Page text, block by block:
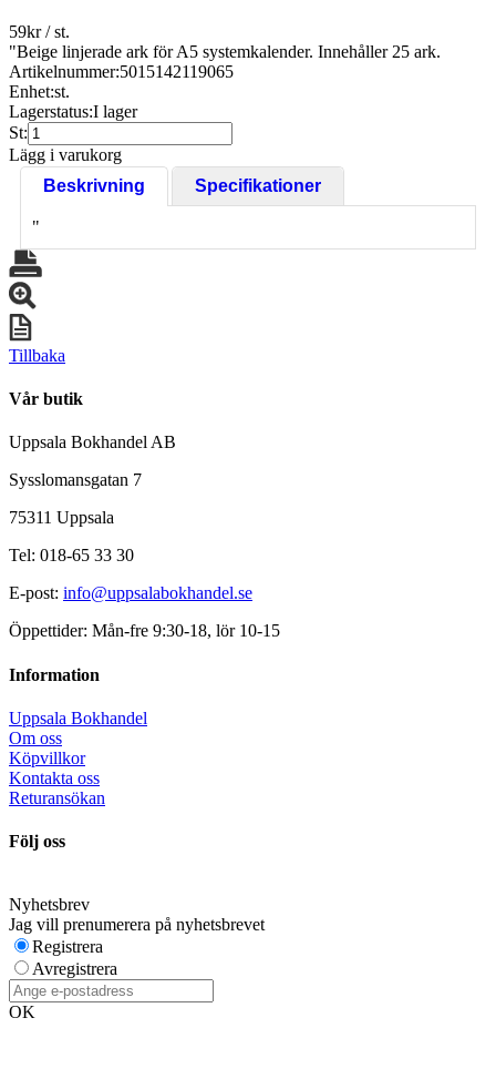
59kr/ st.
"Beige linjerade ark för A5 systemkalender. Innehåller 25 ark.
Artikelnummer:5015142119065
Enhet:st.
Lagerstatus:I lager
St:
Lägg i varukorg
Beskrivning
Specifikationer
"
Tillbaka
Vår butik
Uppsala Bokhandel AB
Sysslomansgatan 7
75311 Uppsala
Tel: 018-65 33 30
E-post: info@uppsalabokhandel.se
Öppettider: Mån-fre 9:30-18, lör 10-15
Information
Uppsala Bokhandel
Om oss
Köpvillkor
Kontakta oss
Returansökan
Följ oss
Nyhetsbrev
Jag vill prenumerera på nyhetsbrevet
Registrera
Avregistrera
OK